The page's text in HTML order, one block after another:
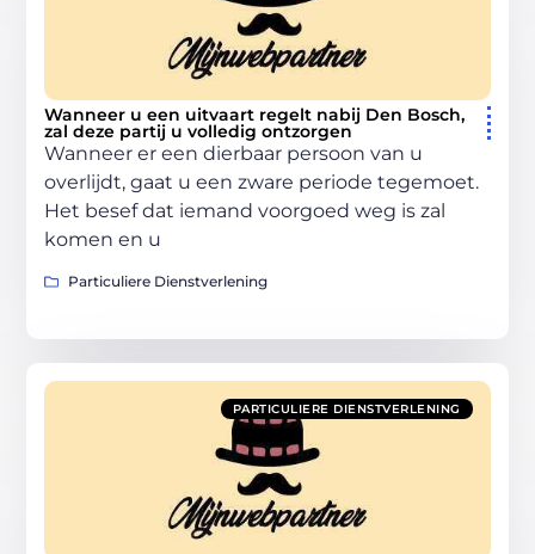
Wanneer u een uitvaart regelt nabij Den Bosch,
zal deze partij u volledig ontzorgen
Wanneer er een dierbaar persoon van u
overlijdt, gaat u een zware periode tegemoet.
Het besef dat iemand voorgoed weg is zal
komen en u
Particuliere Dienstverlening
PARTICULIERE DIENSTVERLENING